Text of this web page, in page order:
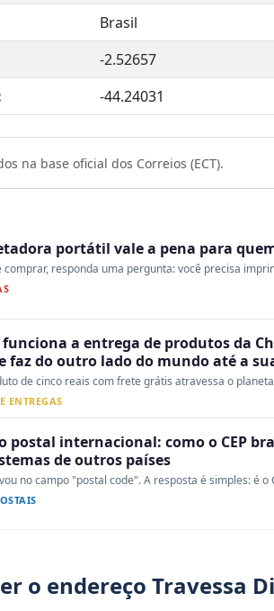
Brasil
-2.52657
-44.24031
na base oficial dos Correios (ECT).
portátil vale a pena para
comprar, responda uma pergunta: você precisa
funciona a entrega de produtos da
faz do outro lado do mundo até a
de cinco reais com frete grátis atravessa o
ENTREGAS
postal internacional: como o CEP
de outros países
no campo "postal code". A resposta é simples: é o
o endereço Travessa